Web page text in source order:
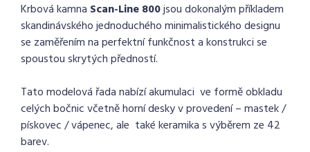
Krbová kamna Scan-Line 800jsou dokonalým příkladem
skandinávského jednoduchého minimalistického designu
se zaměřením na perfektní funkčnost a konstrukci se
spoustou skrytých předností.
Tato modelová řada nabízí akumulaci ve formě obkladu
celých bočnic včetně horní desky v provedení – mastek /
pískovec / vápenec, ale také keramika s výběrem ze 42
barev.